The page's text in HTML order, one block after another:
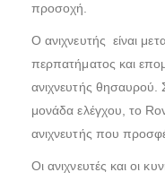
προσοχή.
Ο ανιχνευτής είναι
περπατήματος και
ανιχνευτής
μονάδα ελέγχου, το
ανιχνευτής που
Οι ανιχνευτές και οι